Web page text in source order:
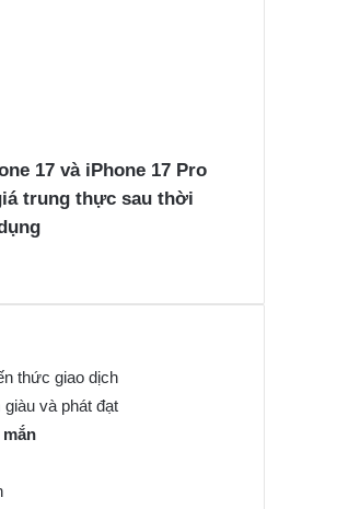
17 và iPhone 17 Pro
trung thực sau thời
thức giao dịch
và phát đạt